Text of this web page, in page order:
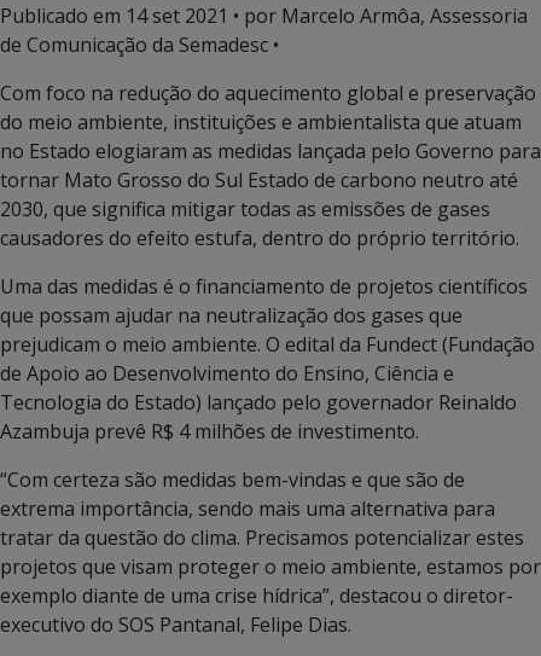
Publicado em 14 set 2021 • por Marcelo Armôa, Assessoria
de Comunicação da Semadesc •
Com foco na redução do aquecimento global e preservação
do meio ambiente, instituições e ambientalista que atuam
no Estado elogiaram as medidas lançada pelo Governo para
tornar Mato Grosso do Sul Estado de carbono neutro até
2030, que significa mitigar todas as emissões de gases
causadores do efeito estufa, dentro do próprio território.
Uma das medidas é o financiamento de projetos científicos
que possam ajudar na neutralização dos gases que
prejudicam o meio ambiente. O edital da Fundect (Fundação
de Apoio ao Desenvolvimento do Ensino, Ciência e
Tecnologia do Estado) lançado pelo governador Reinaldo
Azambuja prevê R$ 4 milhões de investimento.
“Com certeza são medidas bem-vindas e que são de
extrema importância, sendo mais uma alternativa para
tratar da questão do clima. Precisamos potencializar estes
projetos que visam proteger o meio ambiente, estamos por
exemplo diante de uma crise hídrica”, destacou o diretor-
executivo do SOS Pantanal, Felipe Dias.